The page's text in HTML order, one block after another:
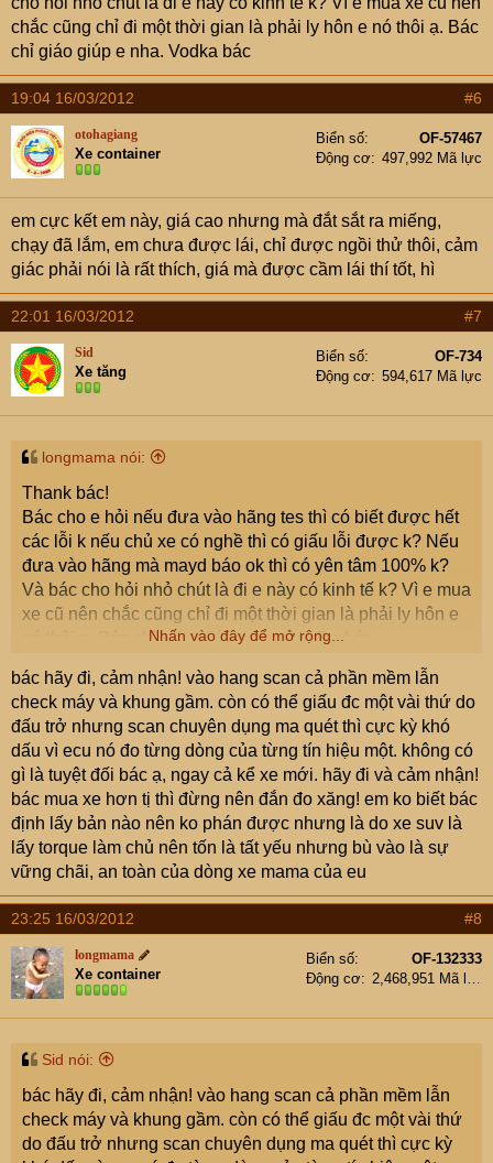
cứ nghĩ nó là con Cayenne mặc áo khác, vì máy móc hệ
thống lái, treo, khung là từ em Touareg này mà ra cả. Xe
đi vững và chắc nịch. Có phiên bản chạy dầu rất được
dân Châu âu chuộng mà VN ko thấy nhập.
Nếu bác thử con xe đó nó ko độ, chế cháo gì thì OK. Cẩn
thận vào hãng quét thêm một lần, hay nhờ em quét cho
một phát với giá 1 cốc cafe thì ngon ăn
chắc cũng chỉ đi một thời gian là phải ly hôn e nó thôi ạ. Bác
chỉ giáo giúp e nha. Vodka bác
19:04 16/03/2012 #6
otohagiang
Xe container
Biển số
OF-57467
Động cơ
497,992 Mã lực
em cực kết em này, giá cao nhưng mà đắt sắt ra miếng,
chạy đã lắm, em chưa được lái, chỉ được ngồi thử thôi, cảm
giác phải nói là rất thích, giá mà được cầm lái thí tốt, hì
22:01 16/03/2012 #7
Sid
Xe tăng
Biển số
OF-734
Động cơ
594,617 Mã lực
longmama nói:
Thank bác!
Bác cho e hỏi nếu đưa vào hãng tes thì có biết được hết
các lỗi k nếu chủ xe có nghề thì có giấu lỗi được k? Nếu
đưa vào hãng mà mayd báo ok thì có yên tâm 100% k?
Và bác cho hỏi nhỏ chút là đi e này có kinh tế k? Vì e mua
xe cũ nên chắc cũng chỉ đi một thời gian là phải ly hôn e
nó thôi ạ. Bác chỉ giáo giúp e nha. Vodka bác
Nhấn vào đây để mở rộng...
bác hãy đi, cảm nhận! vào hang scan cả phần mềm lẫn
check máy và khung gầm. còn có thể giấu đc một vài thứ do
đấu trở nhưng scan chuyên dụng ma quét thì cực kỳ khó
dấu vì ecu nó đo từng dòng của từng tín hiệu một. không có
gì là tuyệt đối bác ạ, ngay cả kể xe mới. hãy đi và cảm nhận!
bác mua xe hơn tị thì đừng nên đắn đo xăng! em ko biết bác
định lấy bản nào nên ko phán được nhưng là do xe suv là
lấy torque làm chủ nên tốn là tất yếu nhưng bù vào là sự
vững chãi, an toàn của dòng xe mama của eu
23:25 16/03/2012 #8
longmama
Xe container
Biển số
OF-132333
Động cơ
2,468,951 Mã lực
Sid nói:
bác hãy đi, cảm nhận! vào hang scan cả phần mềm lẫn
check máy và khung gầm. còn có thể giấu đc một vài thứ
do đấu trở nhưng scan chuyên dụng ma quét thì cực kỳ